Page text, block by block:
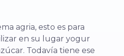
agria, esto es para
en su lugar yogur
Todavía tiene ese